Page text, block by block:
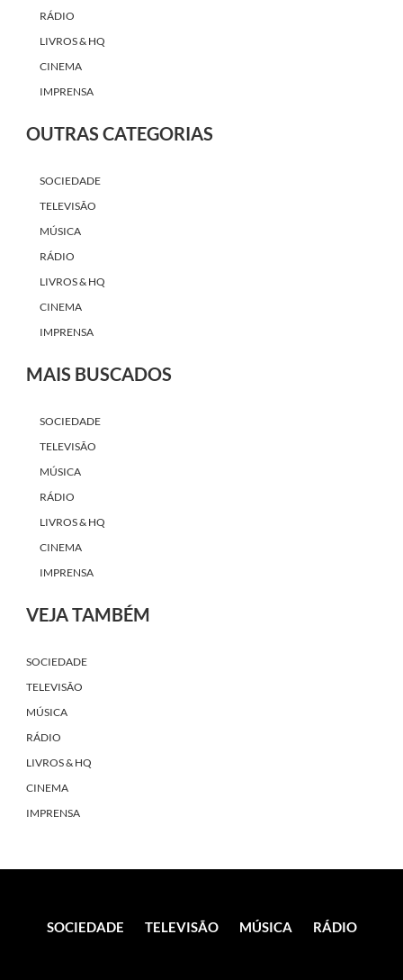
RÁDIO
LIVROS & HQ
CINEMA
IMPRENSA
OUTRAS CATEGORIAS
SOCIEDADE
TELEVISÃO
MÚSICA
RÁDIO
LIVROS & HQ
CINEMA
IMPRENSA
MAIS BUSCADOS
SOCIEDADE
TELEVISÃO
MÚSICA
RÁDIO
LIVROS & HQ
CINEMA
IMPRENSA
VEJA TAMBÉM
SOCIEDADE
TELEVISÃO
MÚSICA
RÁDIO
LIVROS & HQ
CINEMA
IMPRENSA
SOCIEDADE TELEVISÃO MÚSICA RÁDIO